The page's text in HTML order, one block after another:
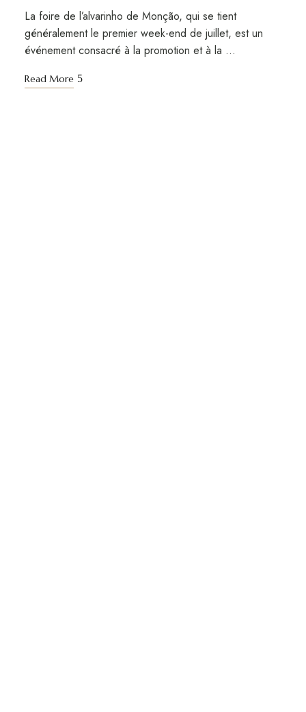
La foire de l’alvarinho de Monção, qui se tient
généralement le premier week-end de juillet, est un
événement consacré à la promotion et à la …
Read More